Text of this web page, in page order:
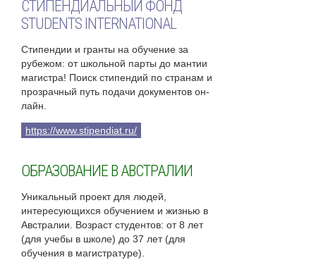
СТИПЕНДИАЛЬНЫЙ ФОНД
STUDENTS INTERNATIONAL
Стипендии и гранты на обучение за
рубежом: от школьной парты до мантии
магистра! Поиск стипендий по странам и
прозрачный путь подачи документов он-
лайн.
https://www.stipendiat.ru/
ОБРАЗОВАНИЕ В АВСТРАЛИИ
Уникальный проект для людей,
интересующихся обучением и жизнью в
Австралии. Возраст студентов: от 8 лет
(для учебы в школе) до 37 лет (для
обучения в магистратуре).